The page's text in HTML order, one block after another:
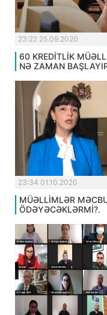
23:22 25.09.2020
60 KREDİTLİK
NƏ ZAMAN
23:34 01.10.2020
MÜƏLLİMLƏR
ÖDƏYƏCƏKLƏRMİ?.